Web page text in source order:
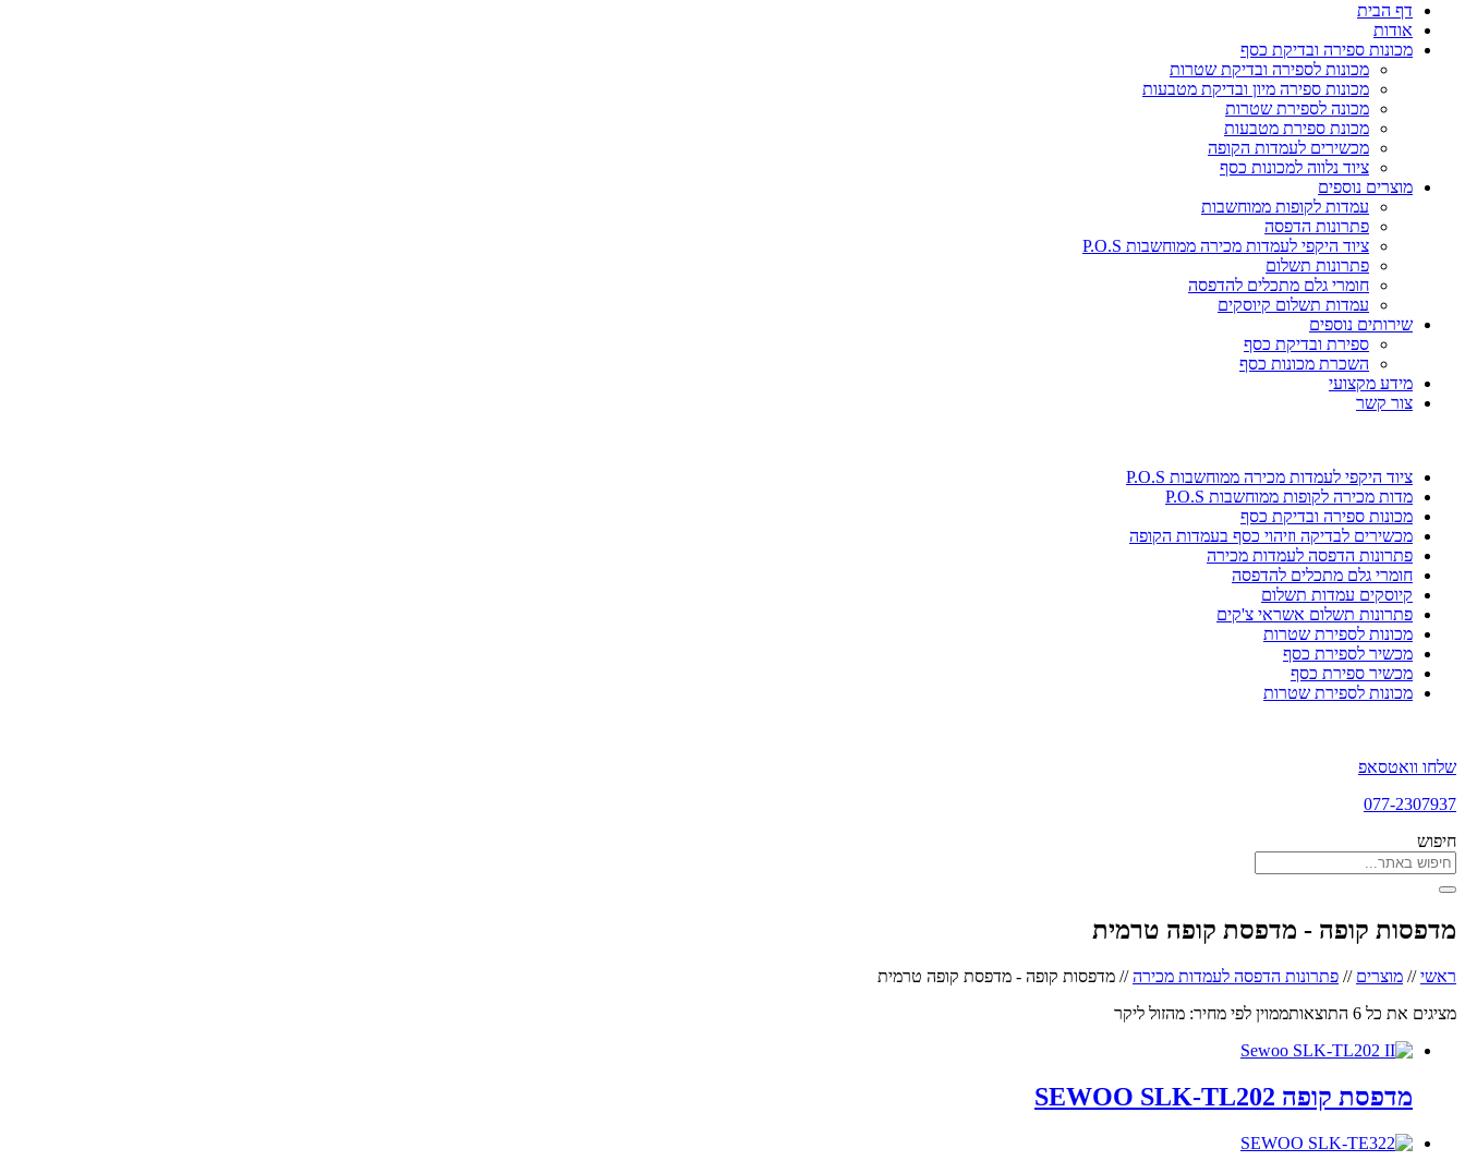
דף הבית
אודות
מכונות ספירה ובדיקת כסף
מכונות לספירה ובדיקת שטרות
מכונות ספירה מיון ובדיקת מטבעות
מכונה לספירת שטרות
מכונת ספירת מטבעות
מכשירים לעמדות הקופה
ציוד נלווה למכונות כסף
מוצרים נוספים
עמדות לקופות ממוחשבות
פתרונות הדפסה
ציוד היקפי לעמדות מכירה ממוחשבות P.O.S
פתרונות תשלום
חומרי גלם מתכלים להדפסה
עמדות תשלום קיוסקים
שירותים נוספים
ספירת ובדיקת כסף
השכרת מכונות כסף
מידע מקצועי
צור קשר
ציוד היקפי לעמדות מכירה ממוחשבות P.O.S
מדות מכירה לקופות ממוחשבות P.O.S
מכונות ספירה ובדיקת כסף
מכשירים לבדיקה וזיהוי כסף בעמדות הקופה
פתרונות הדפסה לעמדות מכירה
חומרי גלם מתכלים להדפסה
קיוסקים עמדות תשלום
פתרונות תשלום אשראי צ'קים
מכונות לספירת שטרות
מכשיר לספירת כסף
מכשיר ספירת כסף
מכונות לספירת שטרות
שלחו וואטסאפ
077-2307937
חיפוש
מדפסות קופה - מדפסת קופה טרמית
ראשי// מוצרים // פתרונות הדפסה לעמדות מכירה// מדפסות קופה - מדפסת קופה טרמית
מציגים את כל ⁦6⁩ התוצאות
ממוין לפי מחיר: מהזול ליקר
מדפסת קופה SEWOO SLK-TL202